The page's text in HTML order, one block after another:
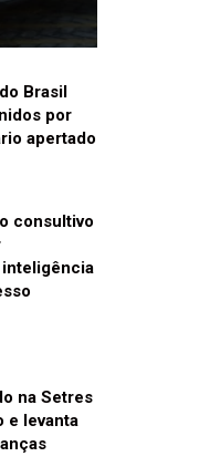
Brasil
por
apertado
consultivo
na Setres
e levanta